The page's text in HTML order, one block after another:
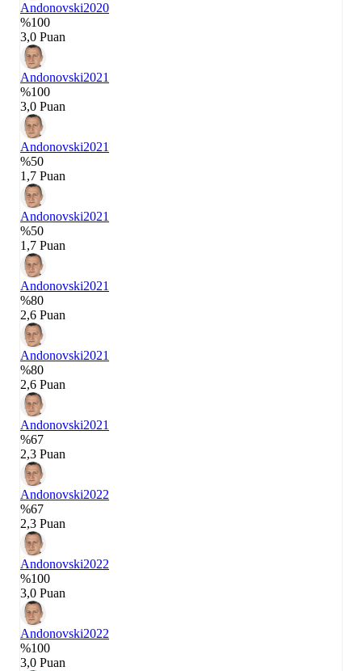
Andonovski2020
%100
3,0 Puan
Andonovski2021
%100
3,0 Puan
Andonovski2021
%50
1,7 Puan
Andonovski2021
%50
1,7 Puan
Andonovski2021
%80
2,6 Puan
Andonovski2021
%80
2,6 Puan
Andonovski2021
%67
2,3 Puan
Andonovski2022
%67
2,3 Puan
Andonovski2022
%100
3,0 Puan
Andonovski2022
%100
3,0 Puan